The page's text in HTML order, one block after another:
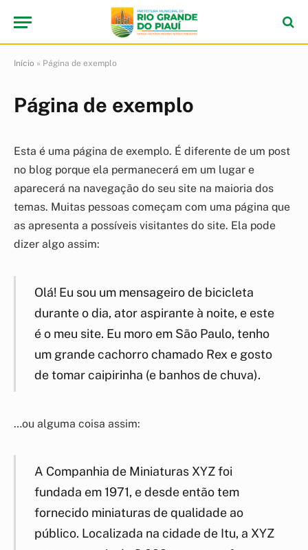
Início » Página de exemplo
Página de exemplo
Esta é uma página de exemplo. É diferente de um post
no blog porque ela permanecerá em um lugar e
aparecerá na navegação do seu site na maioria dos
temas. Muitas pessoas começam com uma página que
as apresenta a possíveis visitantes do site. Ela pode
dizer algo assim:
Olá! Eu sou um mensageiro de bicicleta
durante o dia, ator aspirante à noite, e este
é o meu site. Eu moro em São Paulo, tenho
um grande cachorro chamado Rex e gosto
de tomar caipirinha (e banhos de chuva).
…ou alguma coisa assim:
A Companhia de Miniaturas XYZ foi
fundada em 1971, e desde então tem
fornecido miniaturas de qualidade ao
público. Localizada na cidade de Itu, a XYZ